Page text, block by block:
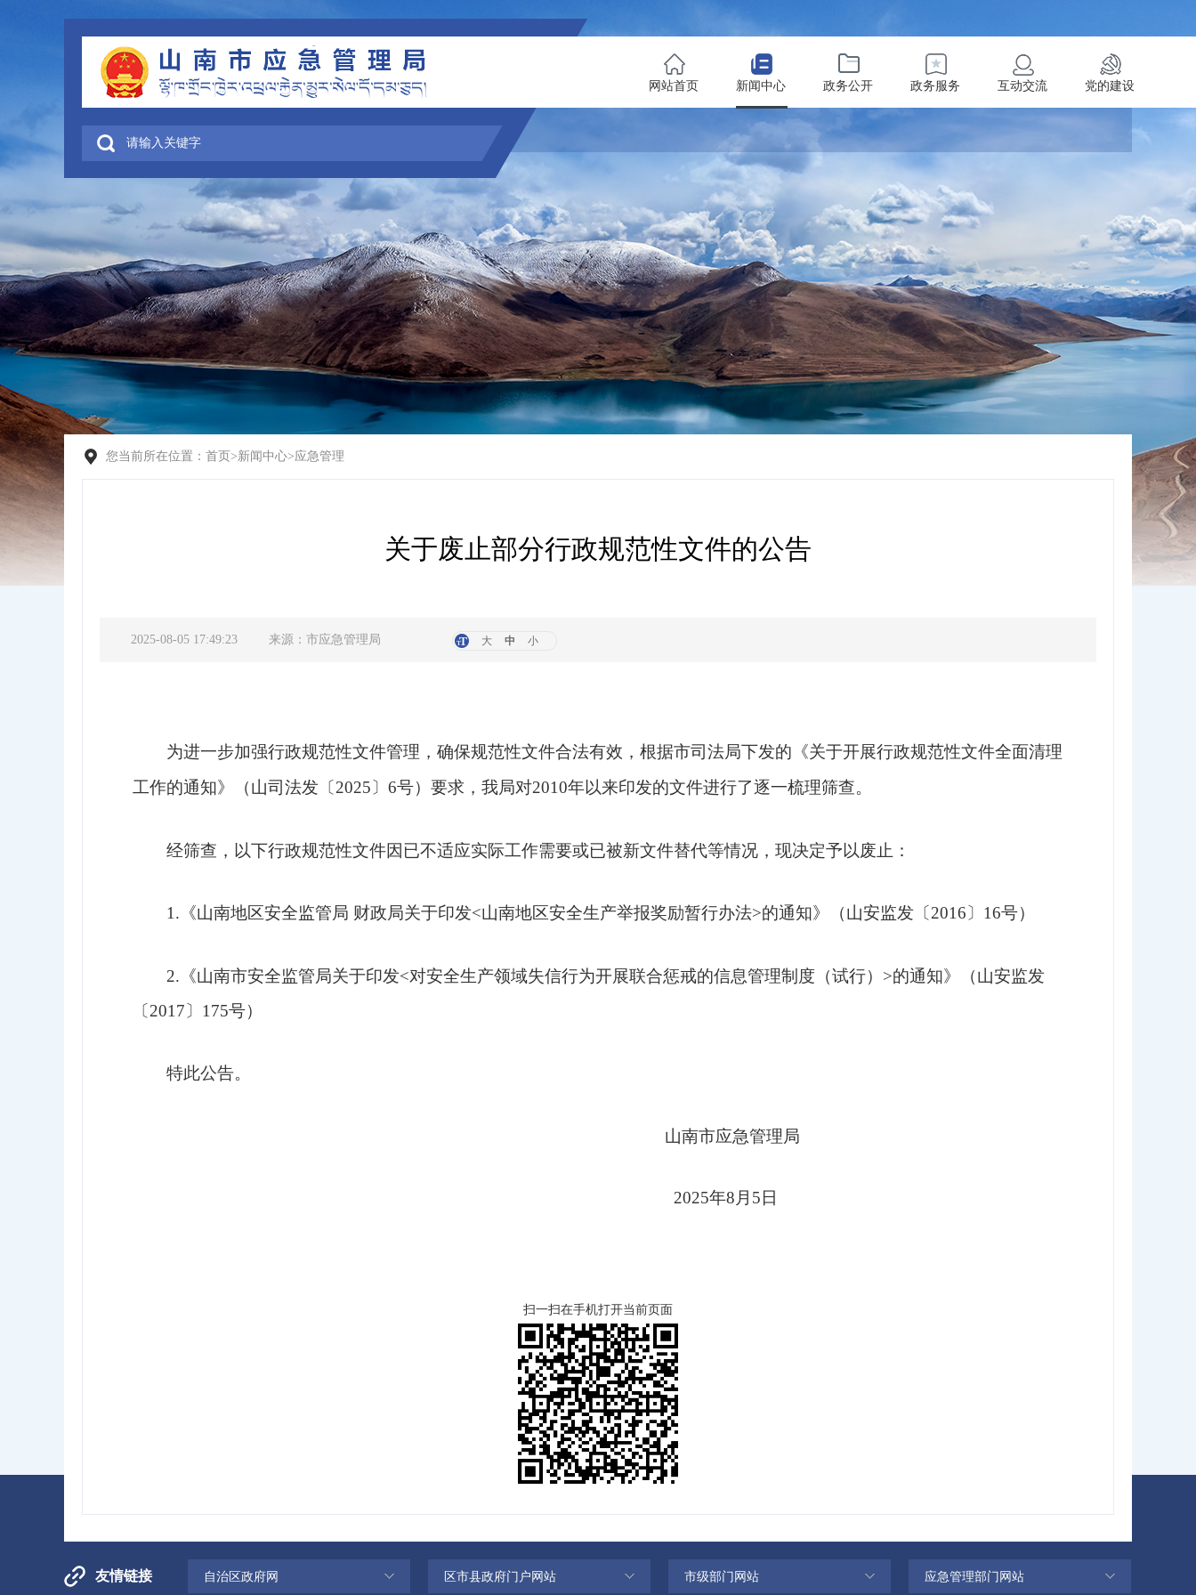
网站首页 新闻中心 政务公开 政务服务 互动交流 党的建设
您当前所在位置： 首页 >新闻中心>应急管理
关于废止部分行政规范性文件的公告​
2025-08-05 17:49:23 来源：市应急管理局 大 中 小
为进一步加强行政规范性文件管理，确保规范性文件合法有效，根据市司法局下发的《关于开展行政规范性文件全面清理
工作的通知》（山司法发〔 2025〕6号）要求，我局对2010年以来印发的文件进行了逐一梳理筛查。
经筛查，以下行政规范性文件因已不适应实际工作需要或已被新文件替代等情况，现决定予以废止：
1. 《山南地区安全监管局 财政局关于印发<山南地区安全生产举报奖励暂行办法>的通知》 （山安监发 〔 2016 〕 16号）
2. 《山南市安全监管局关于印发<对安全生产领域失信行为开展联合惩戒的信息管理制度（试行） >的通知》
（山安监发
〔 2017 〕 175号）
特此公告。
山南市应急管理局
2025年8月 5日
扫一扫在手机打开当前页面
友情链接 自治区政府网 区市县政府门户网站 市级部门网站 应急管理部门网站